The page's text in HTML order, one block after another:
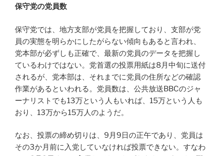
保守党の党員数
保守党では、地方支部が党員を把握しており、支部が党
員の実態を明らかにしたがらない傾向もあると言われ、
党本部が必ずしも正確で、最新の党員のデータを把握し
ているわけではない。党首選の投票用紙は8月中旬に送付
されるが、党本部は、それまでに党員の住所などの確認
作業があるといわれる。党員数は、公共放送BBCのジャ
ーナリストでも13万という人もいれば、15万という人も
おり、13万から15万人のようだ。
なお、投票の締め切りは、9月9日の正午であり、党員は
その3か月前に入党していなければ投票できない。すなわ